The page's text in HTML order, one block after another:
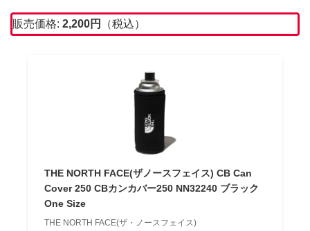
販売価格: 2,200円 （税込）
THE NORTH FACE(ザノースフェイス) CB Can
Cover 250 CBカンカバー250 NN32240 ブラック
One Size
THE NORTH FACE(ザ・ノースフェイス)